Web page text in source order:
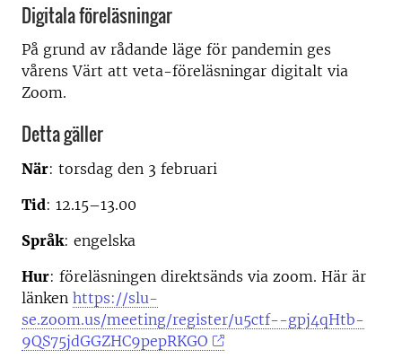
Digitala föreläsningar
På grund av rådande läge för pandemin ges
vårens Värt att veta-föreläsningar digitalt via
Zoom.
Detta gäller
När: torsdag den 3 februari
Tid: 12.15–13.00
Språk: engelska
Hur: föreläsningen direktsänds via zoom. Här är
länken https://slu-
se.zoom.us/meeting/register/u5ctf--gpj4qHtb-
9QS75jdGGZHC9pepRKGO